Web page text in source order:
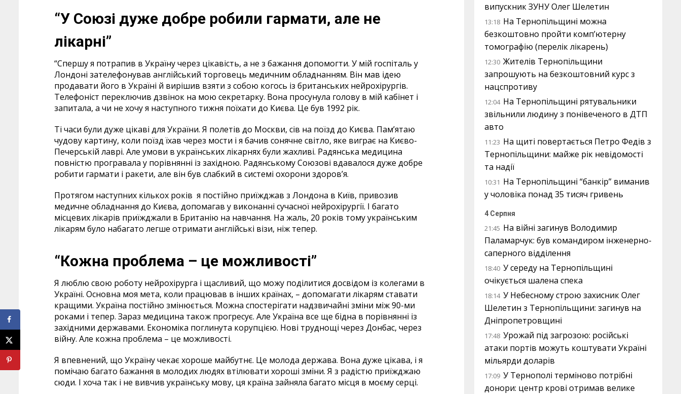
“У Союзі дуже добре робили гармати, але не
лікарні”
“Спершу я потрапив в Україну через цікавість, а не з бажання допомогти. У мій госпіталь у
Лондоні зателефонував англійський торговець медичним обладнанням. Він мав ідею
продавати його в Україні й вирішив взяти з собою когось із британських нейрохірургів.
Телефоніст переключив дзвінок на мою секретарку. Вона просунула голову в мій кабінет і
запитала, а чи не хочу я наступного тижня поїхати до Києва. Це був 1992 рік.
Ті часи були дуже цікаві для України. Я полетів до Москви, сів на поїзд до Києва. Пам’ятаю
чудову картину, коли поїзд їхав через мости і я бачив сонячне світло, яке виграє на Києво-
Печерській лаврі. Але умови в українських лікарнях були жахливі. Радянська медицина
повністю програвала у порівнянні із західною. Радянському Союзові вдавалося дуже добре
робити гармати і ракети, але він був слабкий в системі охорони здоров’я.
Протягом наступних кількох років я постійно приїжджав з Лондона в Київ, привозив
медичне обладнання до Києва, допомагав у виконанні сучасної нейрохірургії. І багато
місцевих лікарів приїжджали в Британію на навчання. На жаль, 20 років тому українським
лікарям було набагато легше отримати англійські візи, ніж тепер.
“Кожна проблема – це можливості”
Я люблю свою роботу нейрохірурга і щасливий, що можу поділитися досвідом із колегами в
Україні. Основна моя мета, коли працював в інших країнах, – допомагати лікарям ставати
кращими. Україна постійно змінюється. Можна спостерігати надзвичайні зміни між 90-ми
роками і тепер. Зараз медицина також прогресує. Але Україна все ще бідна в порівнянні із
західними державами. Економіка поглинута корупцією. Нові труднощі через Донбас, через
війну. Але кожна проблема – це можливості.
Я впевнений, що Україну чекає хороше майбутнє. Це молода держава. Вона дуже цікава, і я
помічаю багато бажання в молодих людях втілювати хороші зміни. Я з радістю приїжджаю
сюди. І хоча так і не вивчив українську мову, ця країна зайняла багато місця в моєму серці.
випускник ЗУНУ Олег Шелетин
13:18 На Тернопільщині можна
безкоштовно пройти комп’ютерну
томографію (перелік лікарень)
12:30 Жителів Тернопільщини
запрошують на безкоштовний курс з
нацспротиву
12:04 На Тернопільщині рятувальники
звільнили людину з понівеченого в ДТП
авто
11:23 На щиті повертається Петро Федів з
Тернопільщини: майже рік невідомості
та надії
10:31 На Тернопільщині “банкір” виманив
у чоловіка понад 35 тисяч гривень
4 Серпня
21:45 На війні загинув Володимир
Паламарчук: був командиром інженерно-
саперного відділення
18:40 У середу на Тернопільщині
очікується шалена спека
18:14 У Небесному строю захисник Олег
Шелетин з Тернопільщини: загинув на
Дніпропетровщині
17:48 Урожай під загрозою: російські
атаки портів можуть коштувати Україні
мільярди доларів
17:09 У Тернополі терміново потрібні
донори: центр крові отримав велике